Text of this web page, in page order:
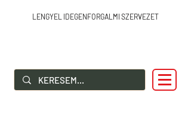
LENGYEL IDEGENFORGALMI SZERVEZET
SZIA LENGYELORSZÁG!